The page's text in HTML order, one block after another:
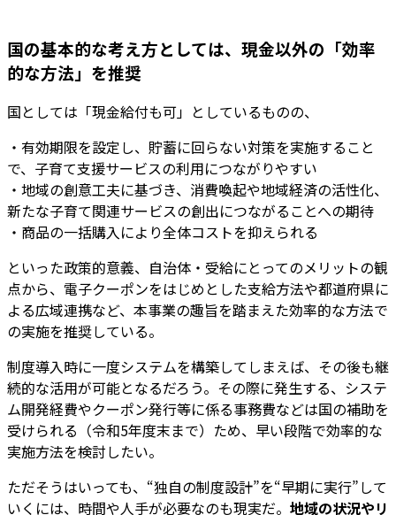
国の基本的な考え方としては、現金以外の「効率
的な方法」を推奨
国としては「現金給付も可」としているものの、
・有効期限を設定し、貯蓄に回らない対策を実施すること
で、子育て支援サービスの利用につながりやすい
・地域の創意工夫に基づき、消費喚起や地域経済の活性化、
新たな子育て関連サービスの創出につながることへの期待
・商品の一括購入により全体コストを抑えられる
といった政策的意義、自治体・受給にとってのメリットの観
点から、電子クーポンをはじめとした支給方法や都道府県に
よる広域連携など、本事業の趣旨を踏まえた効率的な方法で
の実施を推奨している。
制度導入時に一度システムを構築してしまえば、その後も継
続的な活用が可能となるだろう。その際に発生する、システ
ム開発経費やクーポン発行等に係る事務費などは国の補助を
受けられる（令和5年度末まで）ため、早い段階で効率的な
実施方法を検討したい。
ただそうはいっても、“独自の制度設計”を“早期に実行”して
いくには、時間や人手が必要なのも現実だ。 地域の状況やリ